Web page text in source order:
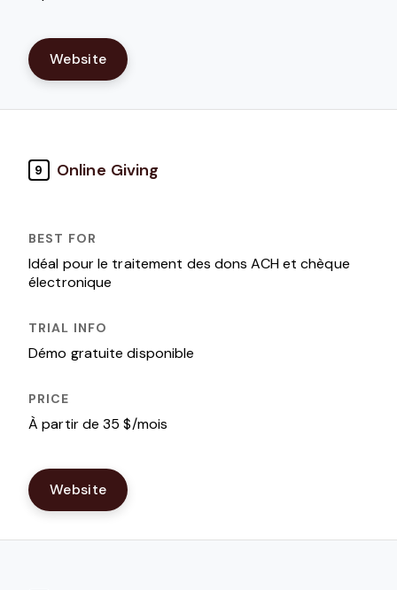
Website
9 Online Giving
Idéal pour le traitement des dons ACH et chèque
électronique
Démo gratuite disponible
À partir de 35 $/mois
Website